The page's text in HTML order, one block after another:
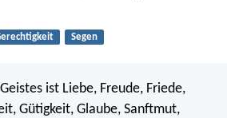
Segen
ist Liebe, Freude, Friede,
Gütigkeit, Glaube, Sanftmut,